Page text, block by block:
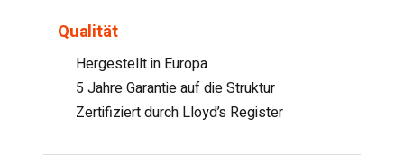
Qualität
Hergestellt in Europa
5 Jahre Garantie auf die Struktur
Zertifiziert durch Lloyd’s Register